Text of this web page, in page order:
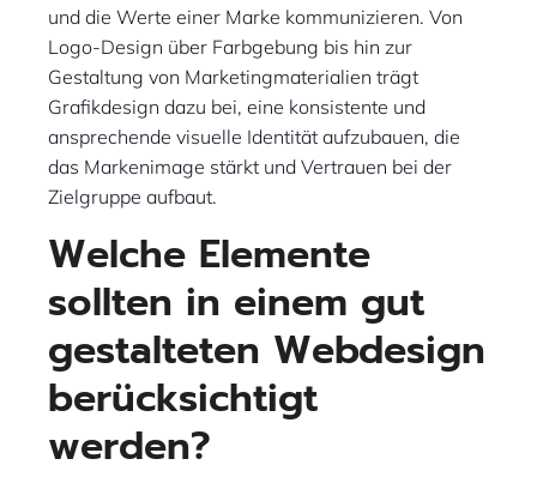
und die Werte einer Marke kommunizieren. Von
Logo-Design über Farbgebung bis hin zur
Gestaltung von Marketingmaterialien trägt
Grafikdesign dazu bei, eine konsistente und
ansprechende visuelle Identität aufzubauen, die
das Markenimage stärkt und Vertrauen bei der
Zielgruppe aufbaut.
Welche Elemente
sollten in einem gut
gestalteten Webdesign
berücksichtigt
werden?